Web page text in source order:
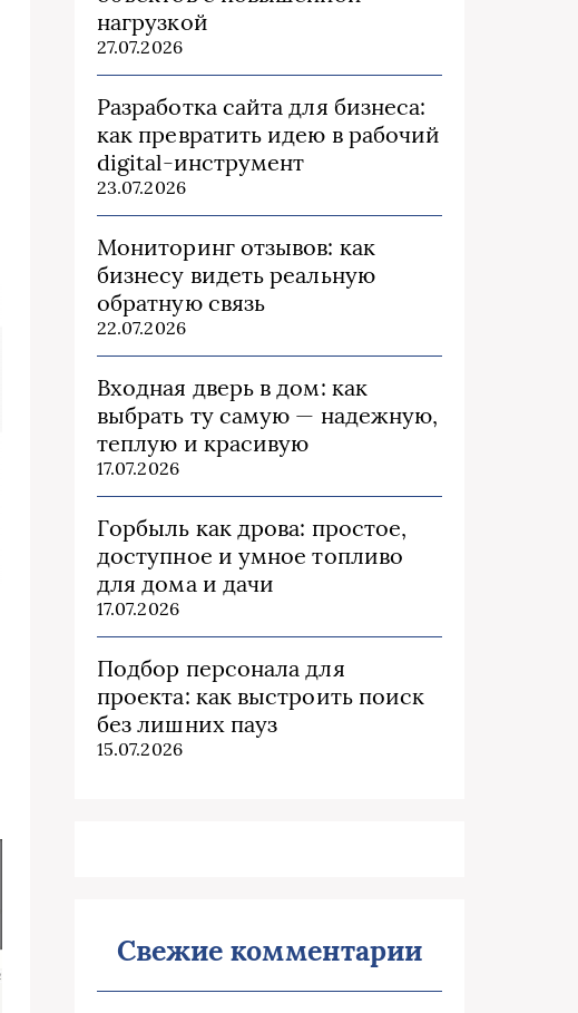
нагрузкой
27.07.2026
Разработка сайта для бизнеса:
как превратить идею в рабочий
digital-инструмент
23.07.2026
Мониторинг отзывов: как
бизнесу видеть реальную
обратную связь
22.07.2026
Входная дверь в дом: как
выбрать ту самую — надежную,
теплую и красивую
17.07.2026
Горбыль как дрова: простое,
доступное и умное топливо
для дома и дачи
17.07.2026
Подбор персонала для
проекта: как выстроить поиск
без лишних пауз
15.07.2026
Свежие комментарии